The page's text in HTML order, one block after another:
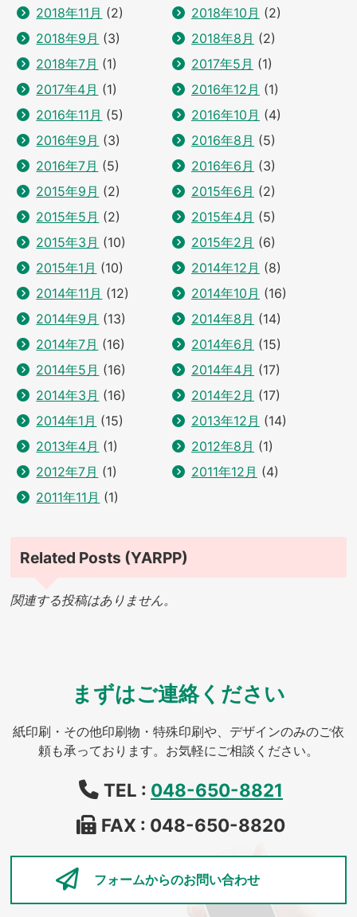
2018年11月 (2) 2018年10月 (2)
2018年9月 (3) 2018年8月 (2)
2018年7月 (1) 2017年5月 (1)
2017年4月 (1) 2016年12月 (1)
2016年11月 (5) 2016年10月 (4)
2016年9月 (3) 2016年8月 (5)
2016年7月 (5) 2016年6月 (3)
2015年9月 (2) 2015年6月 (2)
2015年5月 (2) 2015年4月 (5)
2015年3月 (10) 2015年2月 (6)
2015年1月 (10) 2014年12月 (8)
2014年11月 (12) 2014年10月 (16)
2014年9月 (13) 2014年8月 (14)
2014年7月 (16) 2014年6月 (15)
2014年5月 (16) 2014年4月 (17)
2014年3月 (16) 2014年2月 (17)
2014年1月 (15) 2013年12月 (14)
2013年4月 (1) 2012年8月 (1)
2012年7月 (1) 2011年12月 (4)
2011年11月 (1)
Related Posts (YARPP)
関連する投稿はありません。
まずはご連絡ください
紙印刷・その他印刷物・特殊印刷や、デザインのみのご依
頼も承っております。お気軽にご相談ください。
TEL : 048-650-8821
FAX : 048-650-8820
フォームからのお問い合わせ